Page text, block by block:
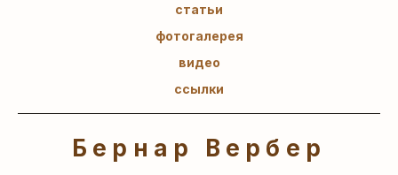
статьи
фотогалерея
видео
ссылки
Бернар Вербер